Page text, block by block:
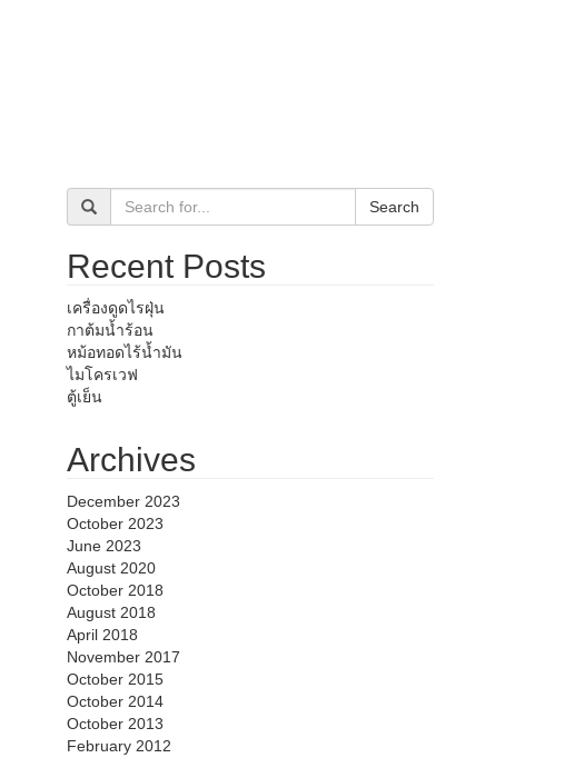
Search
Recent Posts
เครื่องดูดไรฝุ่น
กาต้มน้ำร้อน
หม้อทอดไร้น้ำมัน
ไมโครเวฟ
ตู้เย็น
Archives
December 2023
October 2023
June 2023
August 2020
October 2018
August 2018
April 2018
November 2017
October 2015
October 2014
October 2013
February 2012